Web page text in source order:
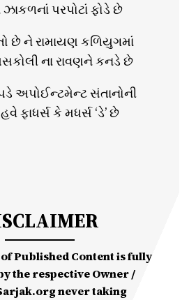
ઝાકળનાં પરપોટાં ફોડે છે
છે ને રામાયણ કળિયુગમાં
ના રાવણને કનડે છે
અપોઈન્ટમેન્ટ સંતાનોની
ફાધર્સ કે મધર્સ ‘ડે’ છે
Published Content is fully
the respective Owner /
never taking